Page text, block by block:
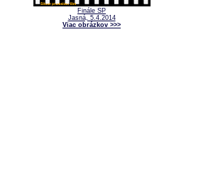
Finále SP
Jasná, 5.4.2014
Viac obrázkov >>>